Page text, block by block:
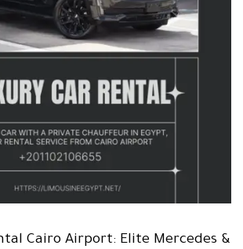
Cairo Airport: Elite Mercedes &